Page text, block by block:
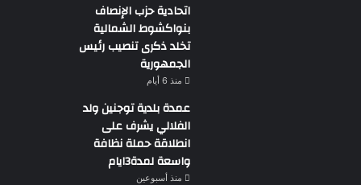
اتحادية حزب الإنصاف
بنواكشوط الشمالية
تخلد ذكرى تنصيب رئيس
الجمهورية
منذ 6 أيام
عمدة بلدية توجنين ولد
الفلالي يشرف على
انطلاقة حملة نظافة
واسعة لمدة3ايام
منذ أسبوعين